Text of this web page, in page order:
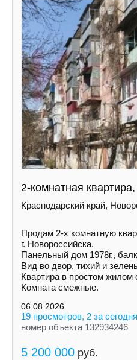
2-комнатная
Краснодарский край,
Продам 2-х комнатную
г. Новороссийска.
Панельный дом 1978г.,
Вид во двор, тихий и
Квартира в простом жилом
Комната смежные.
06.08.2026
19 просмотров, 2 за сегодня
номер объекта 132934246
5 200 000 руб.